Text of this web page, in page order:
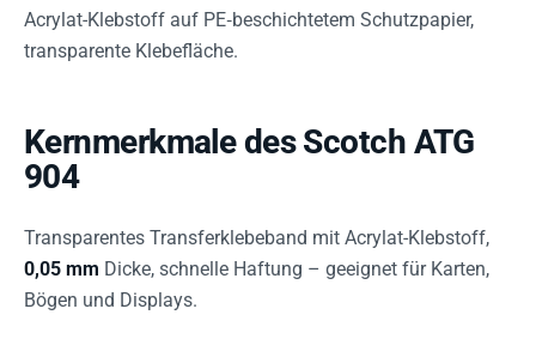
Acrylat-Klebstoff auf PE‑beschichtetem Schutzpapier,
transparente Klebefläche.
Kernmerkmale des Scotch ATG
904
Transparentes Transferklebeband mit Acrylat-Klebstoff,
0,05 mm Dicke, schnelle Haftung – geeignet für Karten,
Bögen und Displays.